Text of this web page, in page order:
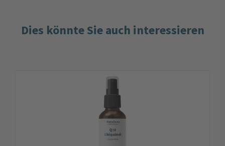
Dies könnte Sie auch interessieren